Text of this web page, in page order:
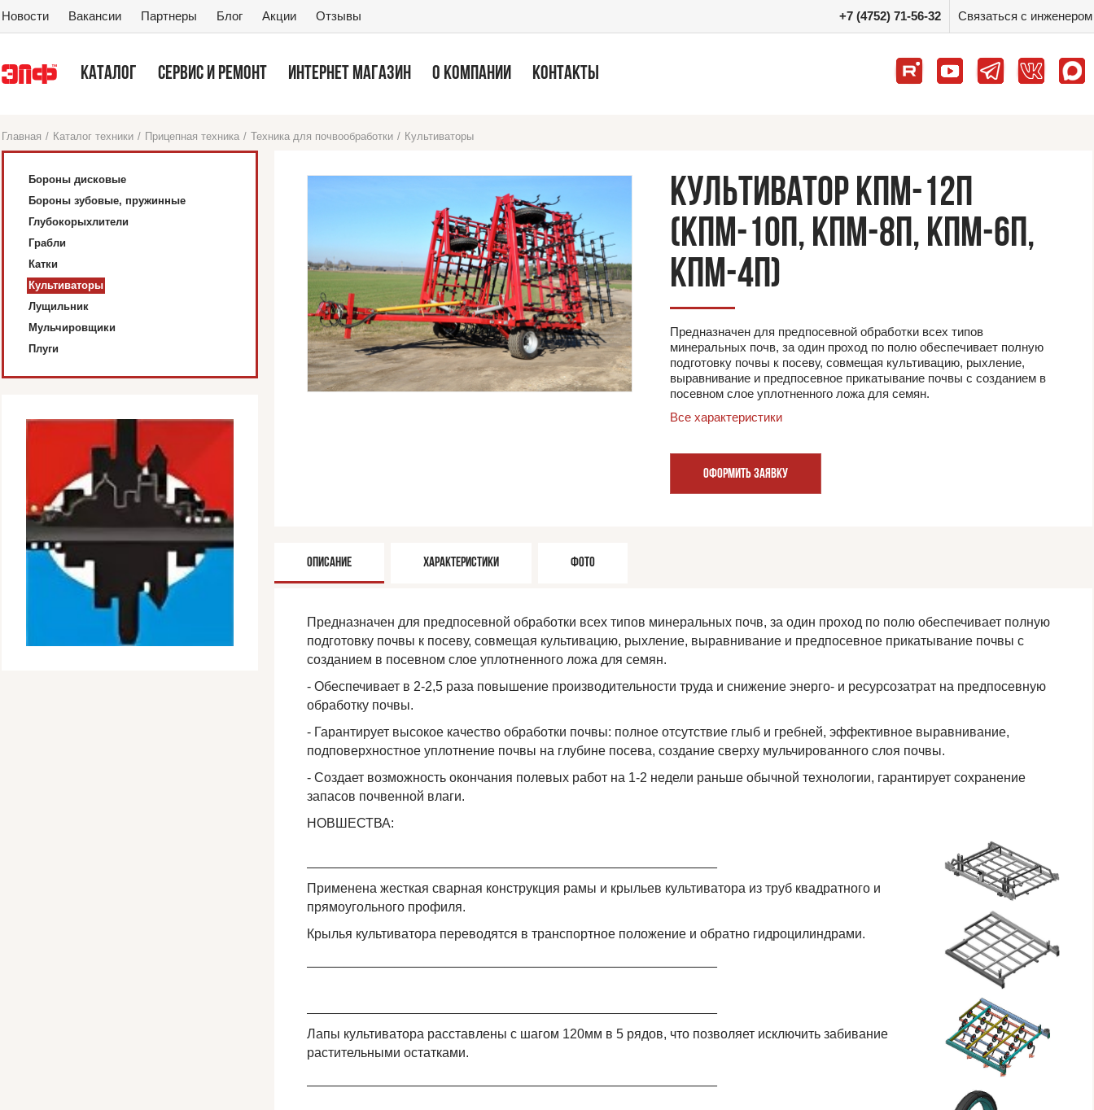
Новости Вакансии Партнеры Блог Акции Отзывы +7 (4752) 71-56-32 Связаться с инженером
КАТАЛОГ СЕРВИС И РЕМОНТ ИНТЕРНЕТ МАГАЗИН О КОМПАНИИ КОНТАКТЫ
Главная / Каталог техники / Прицепная техника / Техника для почвообработки / Культиваторы
Бороны дисковые
Бороны зубовые, пружинные
Глубокорыхлители
Грабли
Катки
Культиваторы
Лущильник
Мульчировщики
Плуги
КУЛЬТИВАТОР КПМ-12П
(КПМ-10П, КПМ-8П, КПМ-6П,
КПМ-4П)
Предназначен для предпосевной обработки всех типов
минеральных почв, за один проход по полю обеспечивает полную
подготовку почвы к посеву, совмещая культивацию, рыхление,
выравнивание и предпосевное прикатывание почвы с созданием в
посевном слое уплотненного ложа для семян.
Все характеристики
ОФОРМИТЬ ЗАЯВКУ
ОПИСАНИЕ ХАРАКТЕРИСТИКИ ФОТО
Предназначен для предпосевной обработки всех типов минеральных почв, за один проход по полю обеспечивает полную
подготовку почвы к посеву, совмещая культивацию, рыхление, выравнивание и предпосевное прикатывание почвы с
созданием в посевном слое уплотненного ложа для семян.
- Обеспечивает в 2-2,5 раза повышение производительности труда и снижение энерго- и ресурсозатрат на предпосевную
обработку почвы.
- Гарантирует высокое качество обработки почвы: полное отсутствие глыб и гребней, эффективное выравнивание,
подповерхностное уплотнение почвы на глубине посева, создание сверху мульчированного слоя почвы.
- Создает возможность окончания полевых работ на 1-2 недели раньше обычной технологии, гарантирует сохранение
запасов почвенной влаги.
НОВШЕСТВА:
Применена жесткая сварная конструкция рамы и крыльев культиватора из труб квадратного и
прямоугольного профиля.
Крылья культиватора переводятся в транспортное положение и обратно гидроцилиндрами.
Лапы культиватора расставлены с шагом 120мм в 5 рядов, что позволяет исключить забивание
растительными остатками.